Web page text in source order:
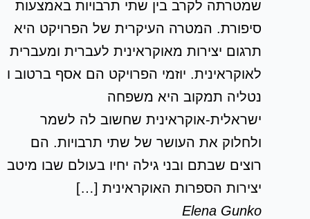
שמטרתה לקרב בין שתי תרבויות באמצעות
סיפורת. המטרה העיקרית של הפרויקט היא
תרגום יצירות מאוקראינית לעברית ומעברית
לאוקראינית. יוזמי הפרויקט הם אסף ברטוב ו
נטליה תמקוב היא משפחה
ישראלית-אוקראינית שחשוב לה לשמר
ולחלוק את העושר של שתי תרבויות. הם
רוצים שבתם ובני גילה יחיו בעולם שבו מיטב
יצירות הספרות האוקראינית […]
Elena Gunko